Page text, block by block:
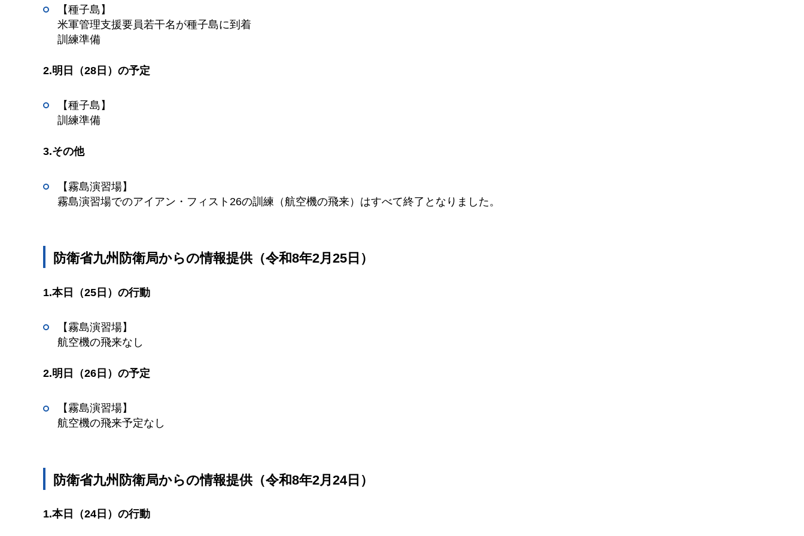
【種子島】
米軍管理支援要員若干名が種子島に到着
訓練準備
2.明日（28日）の予定
【種子島】
訓練準備
3.その他
【霧島演習場】
霧島演習場でのアイアン・フィスト26の訓練（航空機の飛来）はすべて終了となりました。
防衛省九州防衛局からの情報提供（令和8年2月25日）
1.本日（25日）の行動
【霧島演習場】
航空機の飛来なし
2.明日（26日）の予定
【霧島演習場】
航空機の飛来予定なし
防衛省九州防衛局からの情報提供（令和8年2月24日）
1.本日（24日）の行動